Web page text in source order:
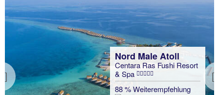
Previous
Nord Male Atoll
Centara Ras Fushi Resort
& Spa
88 % Weiterempfehlung